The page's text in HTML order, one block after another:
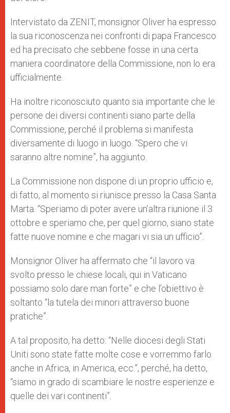
Intervistato da ZENIT, monsignor Oliver ha espresso
la sua riconoscenza nei confronti di papa Francesco
ed ha precisato che sebbene fosse in una certa
maniera coordinatore della Commissione, non lo era
ufficialmente.
Ha inoltre riconosciuto quanto sia importante che le
persone dei diversi continenti siano parte della
Commissione, perché il problema si manifesta
diversamente di luogo in luogo. “Spero che vi
saranno altre nomine”, ha aggiunto.
La Commissione non dispone di un proprio ufficio e,
di fatto, al momento si riunisce presso la Casa Santa
Marta. “Speriamo di poter avere un’altra riunione il 3
ottobre e speriamo che, per quel giorno, siano state
fatte nuove nomine e che magari vi sia un ufficio”.
Monsignor Oliver ha affermato che “il lavoro va
svolto presso le chiese locali, qui in Vaticano
possiamo solo dare man forte” e che l’obiettivo è
soltanto “la tutela dei minori attraverso buone
pratiche”.
A tal proposito, ha detto: “Nelle diocesi degli Stati
Uniti sono state fatte molte cose e vorremmo farlo
anche in Africa, in America, ecc.”, perché, ha detto,
“siamo in grado di scambiare le nostre esperienze e
quelle dei vari continenti”.